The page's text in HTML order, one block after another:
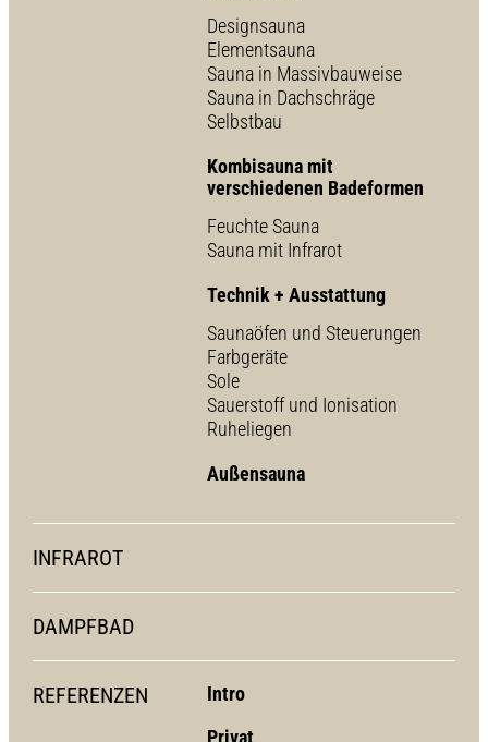
Designsauna
Elementsauna
Sauna in Massivbauweise
Sauna in Dachschräge
Selbstbau
Kombisauna mit
verschiedenen Badeformen
Feuchte Sauna
Sauna mit Infrarot
Technik + Ausstattung
Saunaöfen und Steuerungen
Farbgeräte
Sole
Sauerstoff und Ionisation
Ruheliegen
Außensauna
INFRAROT
DAMPFBAD
REFERENZEN
Intro
Privat